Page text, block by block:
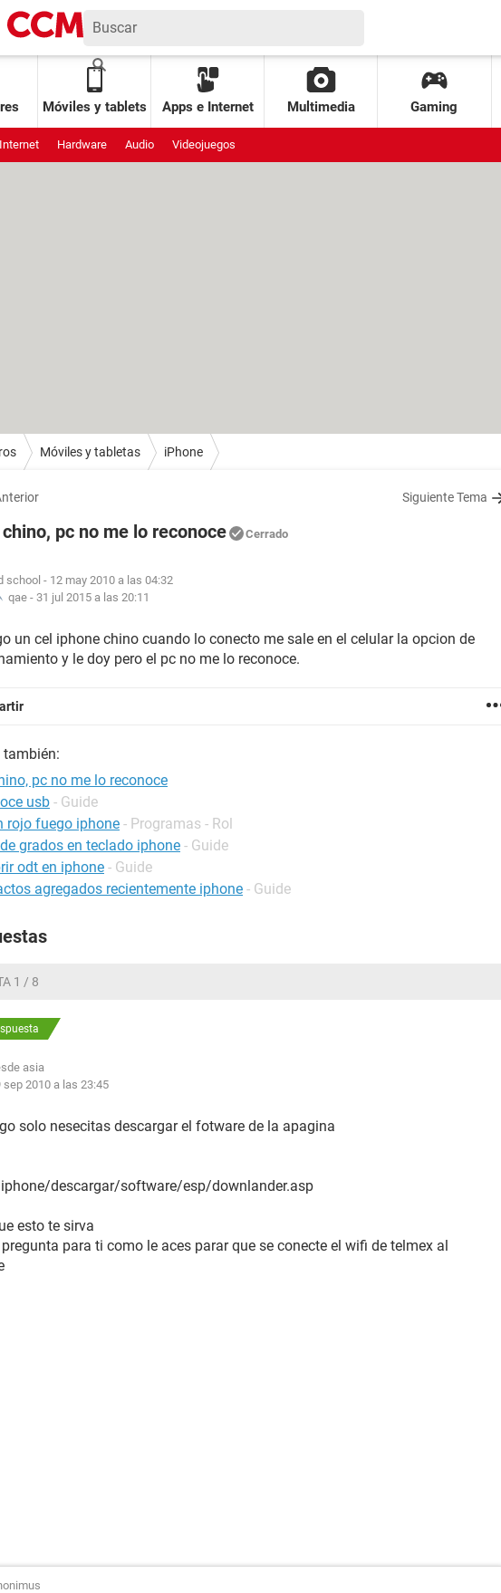
Móviles y tablets Apps e Internet Multimedia Gaming
Internet Hardware Audio Videojuegos
Móviles y tabletas iPhone
Siguiente Tema
pc no me lo reconoce Cerrado
school - 12 may 2010 a las 04:32
qae - 31 jul 2015 a las 20:11
un cel iphone chino cuando lo conecto me sale en el celular la opcion de
y le doy pero el pc no me lo reconoce.
también:
pc no me lo reconoce
usb - Guide
rojo fuego iphone - Programas - Rol
grados en teclado iphone - Guide
odt en iphone - Guide
agregados recientemente iphone - Guide
1 / 8
asia
sep 2010 a las 23:45
solo nesecitas descargar el fotware de la apagina
descargar/software/esp/downlander.asp
esto te sirva
para ti como le aces parar que se conecte el wifi de telmex al